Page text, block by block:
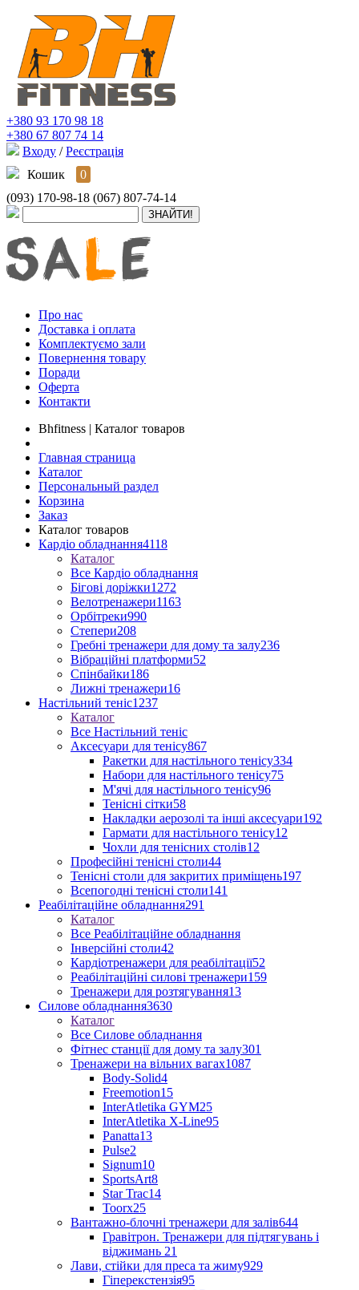
+380 93 170 98 18
+380 67 807 74 14
Входу / Реєстрація
Кошик
0
(093) 170-98-18 (067) 807-74-14
Про нас
Доставка і оплата
Комплектуємо зали
Повернення товару
Поради
Оферта
Контакти
Bhfitness | Каталог товаров
Главная страница
Каталог
Персональный раздел
Корзина
Заказ
Каталог товаров
Кардіо обладнання4118
Каталог
Все Кардіо обладнання
Бігові доріжки1272
Велотренажери1163
Орбітреки990
Степери208
Гребні тренажери для дому та залу236
Вібраційні платформи52
Спінбайки186
Лижні тренажери16
Настільний теніс1237
Каталог
Все Настільний теніс
Аксесуари для тенісу867
Ракетки для настільного тенісу334
Набори для настільного тенісу75
М'ячі для настільного тенісу96
Тенісні сітки58
Накладки аерозолі та інші аксесуари192
Гармати для настільного тенісу12
Чохли для тенісних столів12
Професійні тенісні столи44
Тенісні столи для закритих приміщень197
Всепогодні тенісні столи141
Реабілітаційне обладнання291
Каталог
Все Реабілітаційне обладнання
Інверсійні столи42
Кардіотренажери для реабілітації52
Реабілітаційні силові тренажери159
Тренажери для розтягування13
Силове обладнання3630
Каталог
Все Силове обладнання
Фітнес станції для дому та залу301
Тренажери на вільних вагах1087
Body-Solid4
Freemotion15
InterAtletika GYM25
InterAtletika X-Line95
Panatta13
Pulse2
Signum10
SportsArt8
Star Trac14
Toorx25
Вантажно-блочні тренажери для залів644
Гравітрон. Тренажери для підтягувань і
віджимань 21
Лави, стійки для преса та жиму929
Гіперекстензія95